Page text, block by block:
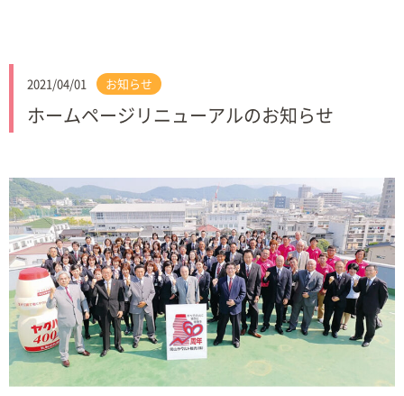
2021/04/01 お知らせ
ホームページリニューアルのお知らせ